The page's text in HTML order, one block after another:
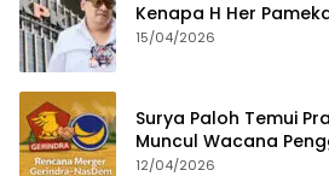
Kenapa H Her
15/04/2026
Surya Paloh Temui
Muncul Wacana
dan Gerindra
12/04/2026